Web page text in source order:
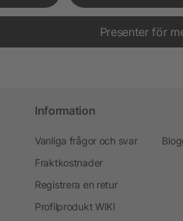
Presenter för
Information
Vanliga frågor och svar
Fraktkostnader
Registrera en retur
Profilprodukt WIKI